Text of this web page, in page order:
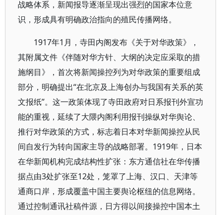
战略体系，新闻报导逐渐呈现出强烈的国家本位意
识，形成具有明确政治指向的殖民传播网络。
1917年1月，寺田内阁发布《关于对华政策》，
其附属文件《伴随对华方针、大纲的决定应采取的措
施纲目》，首次将新闻操控列为对华政策的重要组成
部分，明确提出“在北京及上海创办与我国有关系的英
文报纸”。这一政策体现了寺田政府对日系报刊外宣功
能的重视，延续了大隈内阁利用报刊操纵对华舆论、
推行对华政策的方式，标志着日本对华新闻操控从民
间自发行为转向国家主导的战略部署。1919年，日本
在华新闻机构完成结构性扩张：东方通信社在华传播
据点由3处扩张至12处，笼罩了上海、汉口、天津等
通商口岸，形成覆盖中国主要舆论枢纽的信息网络。
通过控制通讯社稿件源，日方得以间接操控中国本土